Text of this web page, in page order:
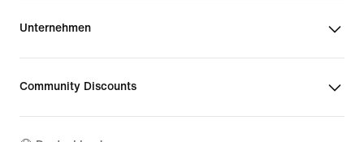
Unternehmen
Community Discounts